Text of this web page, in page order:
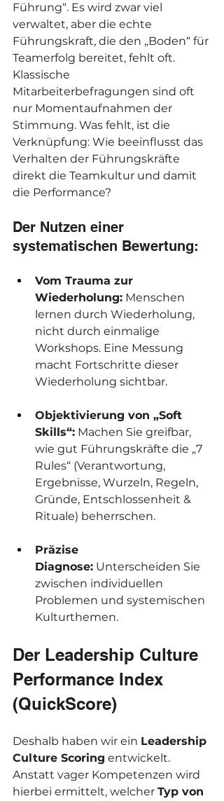
Führung“. Es wird zwar viel
verwaltet, aber die echte
Führungskraft, die den „Boden“ für
Teamerfolg bereitet, fehlt oft.
Klassische
Mitarbeiterbefragungen sind oft
nur Momentaufnahmen der
Stimmung. Was fehlt, ist die
Verknüpfung: Wie beeinflusst das
Verhalten der Führungskräfte
direkt die Teamkultur und damit
die Performance?
Der Nutzen einer
systematischen Bewertung:
Vom Trauma zur
Wiederholung: Menschen
lernen durch Wiederholung,
nicht durch einmalige
Workshops. Eine Messung
macht Fortschritte dieser
Wiederholung sichtbar.
Objektivierung von „Soft
Skills“: Machen Sie greifbar,
wie gut Führungskräfte die „7
Rules“ (Verantwortung,
Ergebnisse, Wurzeln, Regeln,
Gründe, Entschlossenheit &
Rituale) beherrschen.
Präzise
Diagnose: Unterscheiden Sie
zwischen individuellen
Problemen und systemischen
Kulturthemen.
Der Leadership Culture
Performance Index
(QuickScore)
Deshalb haben wir ein Leadership
Culture Scoring entwickelt.
Anstatt vager Kompetenzen wird
hierbei ermittelt, welcher Typ von